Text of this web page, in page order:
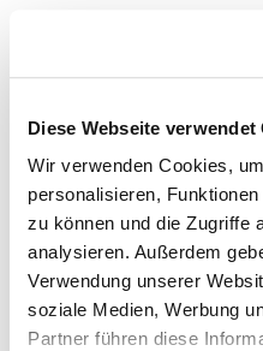
Diese Webseite verwendet
Wir verwenden Cookies,
personalisieren,
zu können und die Zugriffe
analysieren. Außerdem
Verwendung unserer
soziale Medien, Werbung
Partner führen diese